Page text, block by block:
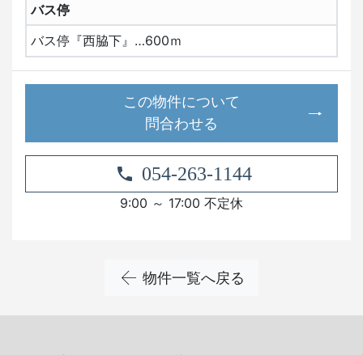
バス停
バス停『西脇下』…600ｍ
この物件について
問合わせる
054-263-1144
9:00 ～ 17:00 不定休
物件一覧へ戻る